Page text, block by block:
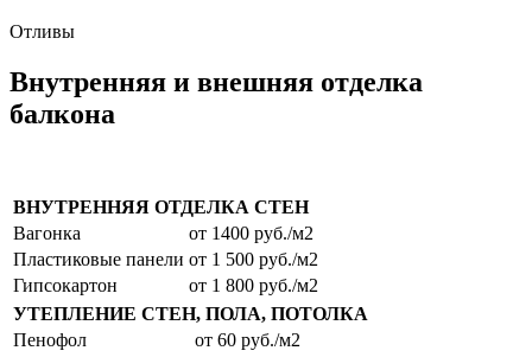
Отливы
Внутренняя и внешняя отделка
балкона
ВНУТРЕННЯЯ ОТДЕЛКА СТЕН
Вагонка
от 1400 руб./м2
Пластиковые панели от 1 500 руб./м2
Гипсокартон
от 1 800 руб./м2
УТЕПЛЕНИЕ СТЕН, ПОЛА, ПОТОЛКА
Пенофол
от 60 руб./м2